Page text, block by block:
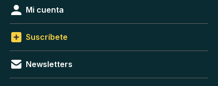
Mi cuenta
Suscríbete
Newsletters